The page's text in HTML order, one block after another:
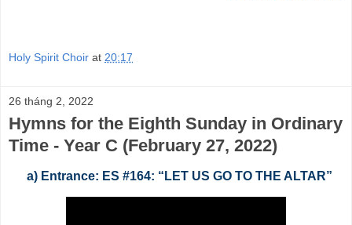
Holy Spirit Choir at 20:17
26 tháng 2, 2022
Hymns for the Eighth Sunday in Ordinary
Time - Year C (February 27, 2022)
a) Entrance: ES #164: “LET US GO TO THE ALTAR”